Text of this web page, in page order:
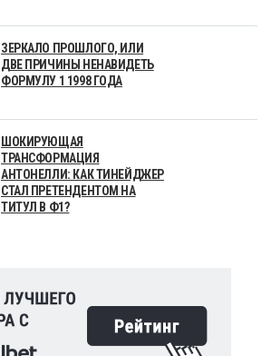
ЗЕРКАЛО ПРОШЛОГО, ИЛИ
ДВЕ ПРИЧИНЫ НЕНАВИДЕТЬ
ФОРМУЛУ 1 1998 ГОДА
ШОКИРУЮЩАЯ
ТРАНСФОРМАЦИЯ
АНТОНЕЛЛИ: КАК ТИНЕЙДЖЕР
СТАЛ ПРЕТЕНДЕНТОМ НА
ТИТУЛ В Ф1?